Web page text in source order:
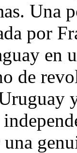
Una
por
en
de